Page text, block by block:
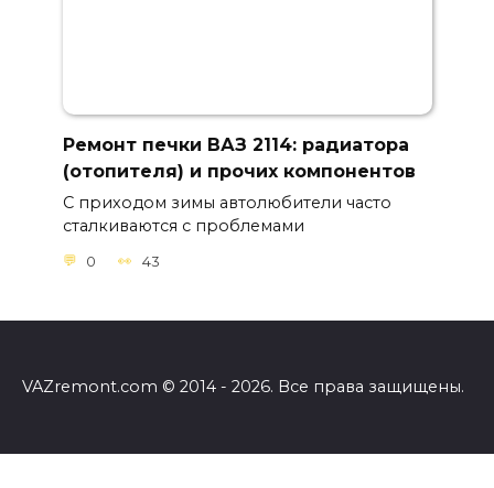
Ремонт печки ВАЗ 2114: радиатора
(отопителя) и прочих компонентов
С приходом зимы автолюбители часто
сталкиваются с проблемами
0 43
VAZremont.com © 2014 - 2026. Все права защищены.